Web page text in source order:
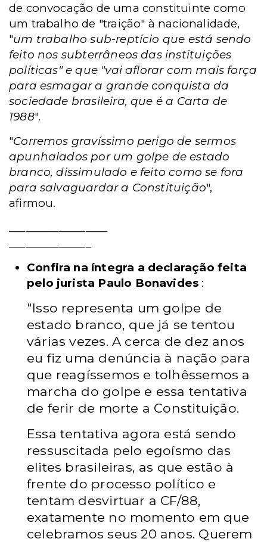
de convocação de uma constituinte como
um trabalho de "traição" à nacionalidade,
"um trabalho sub-reptício que está sendo
feito nos subterrâneos das instituições
políticas" e que "vai aflorar com mais força
para esmagar a grande conquista da
sociedade brasileira, que é a Carta de
1988".
"Corremos gravíssimo perigo de sermos
apunhalados por um golpe de estado
branco, dissimulado e feito como se fora
para salvaguardar a Constituição",
afirmou.
Confira na íntegra a declaração feita
pelo jurista Paulo Bonavides :
"Isso representa um golpe de
estado branco, que já se tentou
várias vezes. A cerca de dez anos
eu fiz uma denúncia à nação para
que reagíssemos e tolhêssemos a
marcha do golpe e essa tentativa
de ferir de morte a Constituição.
Essa tentativa agora está sendo
ressuscitada pelo egoísmo das
elites brasileiras, as que estão à
frente do processo político e
tentam desvirtuar a CF/88,
exatamente no momento em que
celebramos seus 20 anos. Querem